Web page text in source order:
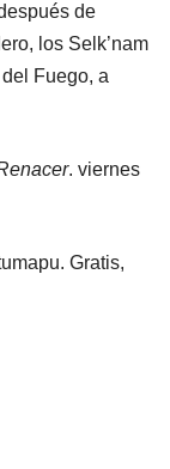
de
los Selk’nam
Fuego, a
. viernes
Gratis,